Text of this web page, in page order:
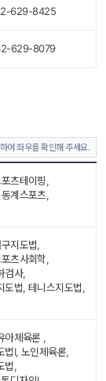
629-8425
629-8079
여 좌우를 확인해 주세요.
츠테이핑,
계스포츠,
지도법,
츠사회학,
검사,
도법, 테니스지도법,
아체육론 ,
Ⅰ, 노인체육론,
법,